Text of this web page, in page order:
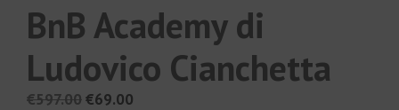
BnB Academy di
Ludovico Cianchetta
€597.00Il
€69.00